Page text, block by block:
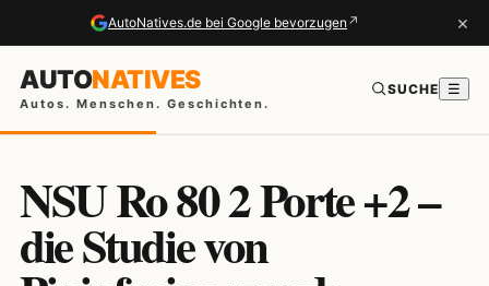
AutoNatives.de bei Google bevorzugen ↗ ×
AUTONATIVES
Autos. Menschen. Geschichten.
SUCHE ☰
NSU Ro 80 2 Porte +2 –
die Studie von